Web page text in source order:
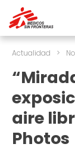
Actualidad >
aire
Photos